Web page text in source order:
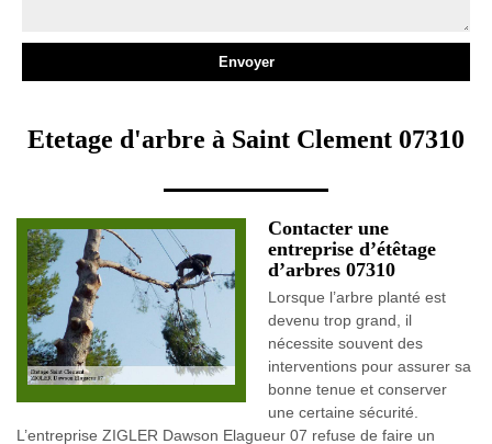
Etetage d'arbre à Saint Clement 07310
Contacter une
entreprise d’étêtage
d’arbres 07310
Lorsque l’arbre planté est
devenu trop grand, il
nécessite souvent des
interventions pour assurer sa
bonne tenue et conserver
une certaine sécurité.
L’entreprise ZIGLER Dawson Elagueur 07 refuse de faire un